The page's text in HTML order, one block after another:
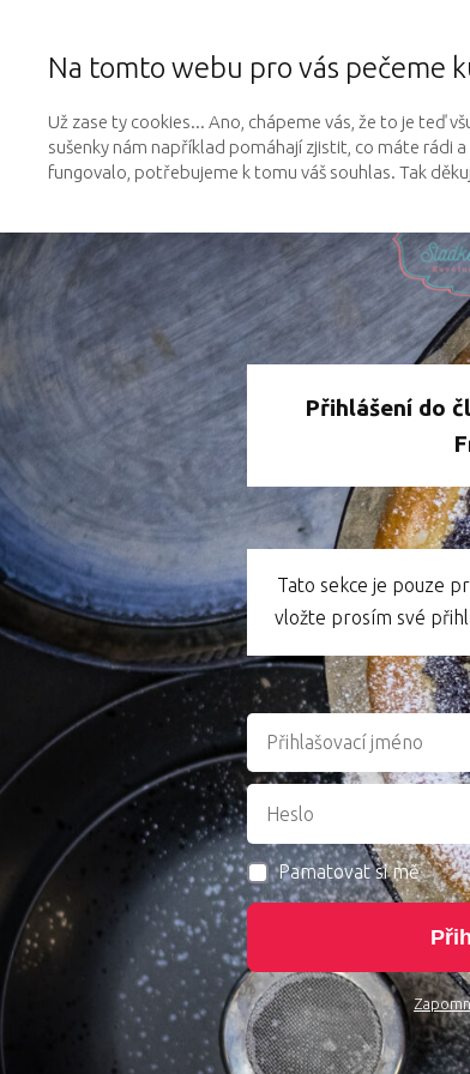
Přihlášení do
Tato sekce je pouze
vložte prosím své
Pamatovat si mě
Na tomto webu pro vás pečeme
Už zase ty cookies... Ano, chápeme vás, že to je teď
sušenky nám například pomáhají zjistit, co máte rádi
fungovalo, potřebujeme k tomu váš souhlas. Tak